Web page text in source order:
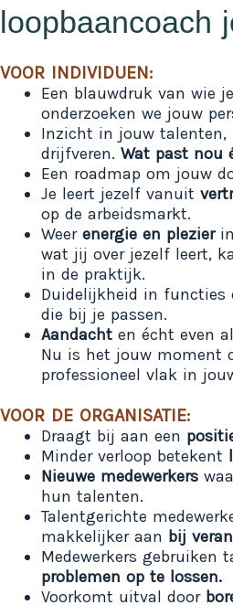
loopbaancoach
VOOR INDIVIDUEN:
Een blauwdruk van wie
onderzoeken we jouw
Inzicht in jouw talenten,
drijfveren. Wat past nou
Een roadmap om jouw
Je leert jezelf vanuit
op de arbeidsmarkt.
Weer energie en plezierin
wat jij over jezelf leert,
in de praktijk.
Duidelijkheid in functies
die bij je passen.
Aandacht en écht even
Nu is het jouw moment
professioneel vlak in
VOOR DE ORGANISATIE:
Draagt bij aan een
Minder verloop betekent
Nieuwe medewerkers
hun talenten.
Talentgerichte
makkelijker aan bij
Medewerkers gebruiken
problemen op te lossen.
Voorkomt uitval door